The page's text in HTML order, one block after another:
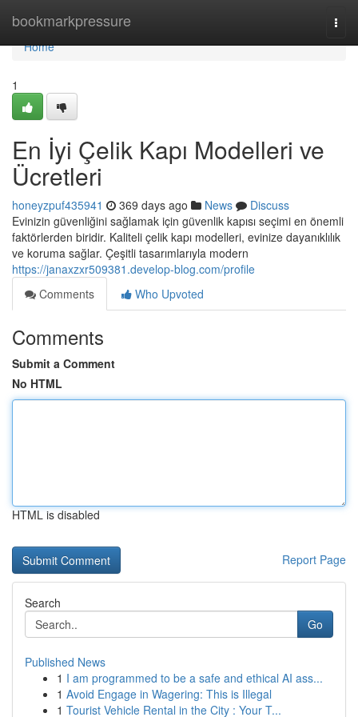
bookmarkpressure
Home
Home
1
En İyi Çelik Kapı Modelleri ve
Ücretleri
honeyzpuf435941 369 days ago News
Discuss
Evinizin güvenliğini sağlamak için güvenlik kapısı seçimi en önemli
faktörlerden biridir. Kaliteli çelik kapı modelleri, evinize dayanıklılık
ve koruma sağlar. Çeşitli tasarımlarıyla modern
https://janaxzxr509381.develop-blog.com/profile
Comments
Who Upvoted
Comments
Submit a Comment
No HTML
HTML is disabled
Report Page
Search
Go
Published News
1 I am programmed to be a safe and ethical AI ass...
1 Avoid Engage in Wagering: This is Illegal
1 Tourist Vehicle Rental in the City : Your T...